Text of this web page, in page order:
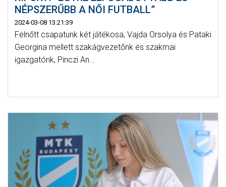
NÉPSZERŰBB A NŐI FUTBALL”
2024-03-08 13:21:39
Felnőtt csapatunk két játékosa, Vajda Orsolya és Pataki
Georgina mellett szakágvezetőnk és szakmai
igazgatónk, Pinczi An...